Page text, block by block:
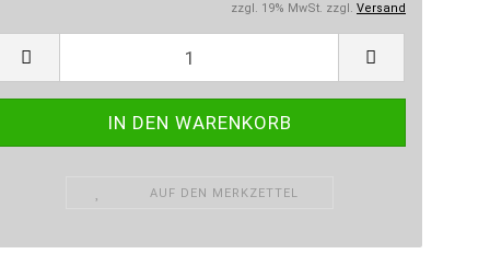
zzgl. 19% MwSt. zzgl. Versand
AUF DEN MERKZETTEL